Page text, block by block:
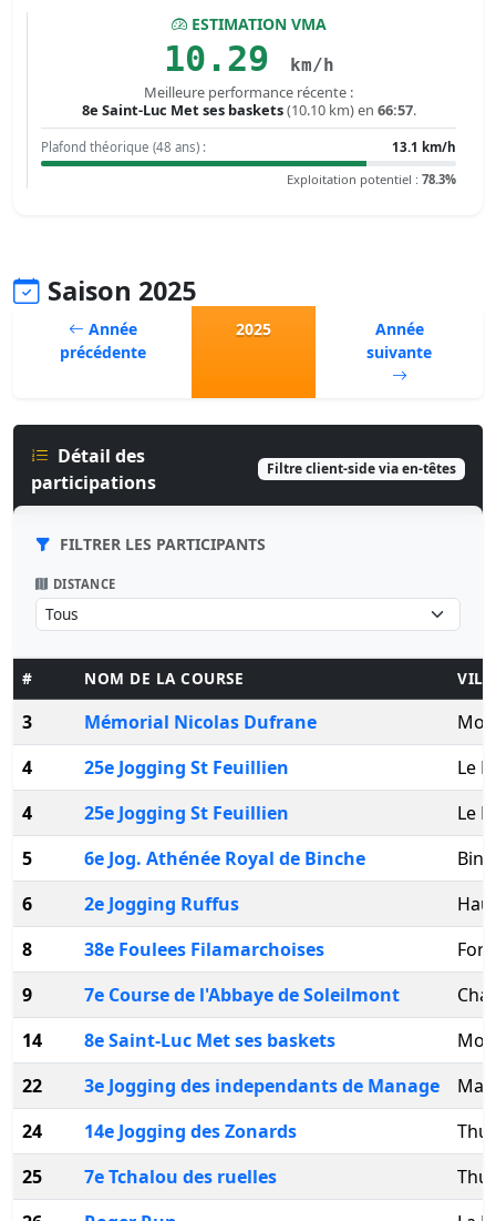
ESTIMATION VMA
10.29 km/h
Meilleure performance récente :
8e Saint-Luc Met ses baskets(10.10 km) en 66:57.
Plafond théorique (48 ans) :
13.1 km/h
Exploitation potentiel : 78.3%
Saison 2025
Année
précédente
2025
Année
suivante
Détail des
participations
Filtre client-side via en-têtes
FILTRER LES PARTICIPANTS
DISTANCE
# NOM DE LA COURSE
3 Mémorial Nicolas Dufrane
4
25e Jogging St Feuillien
Le
4
25e Jogging St Feuillien
Le
5
6e Jog. Athénée Royal de Binche
6
2e Jogging Ruffus
8
38e Foulees Filamarchoises
9
7e Course de l'Abbaye de Soleilmont
14
8e Saint-Luc Met ses baskets
22
3e Jogging des independants de Manage
24
14e Jogging des Zonards
25
7e Tchalou des ruelles